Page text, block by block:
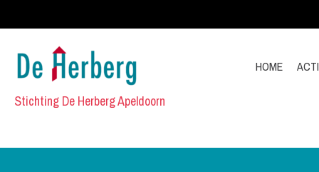
Stichting De Herberg Apeldoorn
HOME